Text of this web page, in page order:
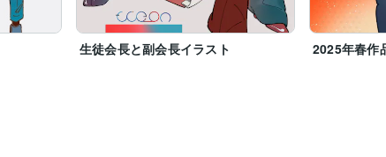
生徒会長と副会長イラスト 2025年春作